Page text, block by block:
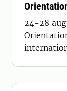
24-28